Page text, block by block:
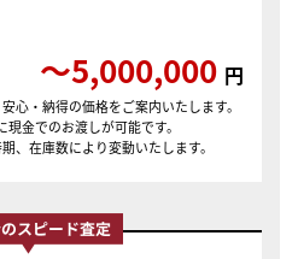
〜5,000,000 円
心・納得の価格をご案内いたします。
金でのお渡しが可能です。
、在庫数により変動いたします。